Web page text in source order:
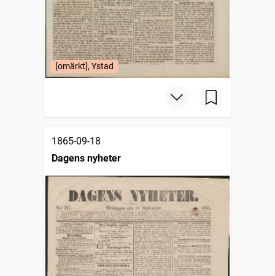
[omärkt], Ystad
1865-09-18
Dagens nyheter